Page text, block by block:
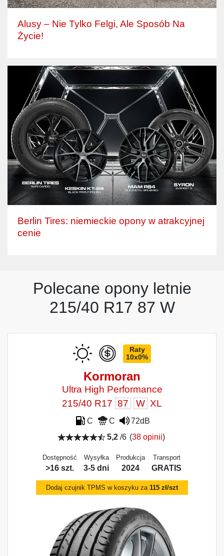
Alusy – Nie Tylko Felgi, Ale Sposób Na
Życie!
Berlin Tires: niemieckie opony w atrakcyjnej
cenie
Polecane opony letnie
215/40 R17 87 W
Raty
10x0%
Kormoran
Ultra High Performance
215/40 R17 87 W XL
C C
72dB
5,2/6 (38 opinii)
Dostępność
>16 szt.
Wysyłka
3-5 dni
Produkcja
2024
Transport
GRATIS
Dodaj czujnik TPMS w koszyku za 115 zł/szt